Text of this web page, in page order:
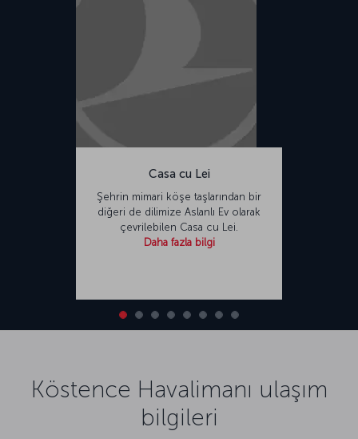
Casa cu Lei
Şehrin mimari köşe taşlarından bir
diğeri de dilimize Aslanlı Ev olarak
çevrilebilen Casa cu Lei.
Daha fazla bilgi
Köstence Havalimanı ulaşım
bilgileri